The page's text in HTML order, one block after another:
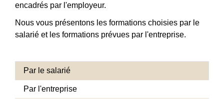
encadrés par l'employeur.
Nous vous présentons les formations choisies par le
salarié et les formations prévues par l'entreprise.
Par le salarié
Par l'entreprise